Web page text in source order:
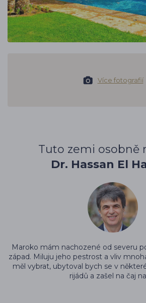
Více fotografií
Tuto zemi osobně
Dr. Hassan El
Maroko mám nachozené od severu
západ. Miluju jeho pestrost a vliv
měl vybrat, ubytoval bych se v
rijádů a zašel na čaj